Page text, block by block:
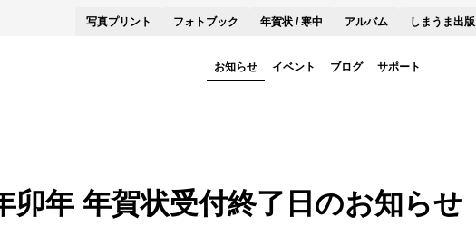
写真プリント フォトブック 年賀状 / 寒中 アルバム しまうま出版
お知らせ イベント ブログ サポート
卯年 年賀状受付終了日のお知らせ